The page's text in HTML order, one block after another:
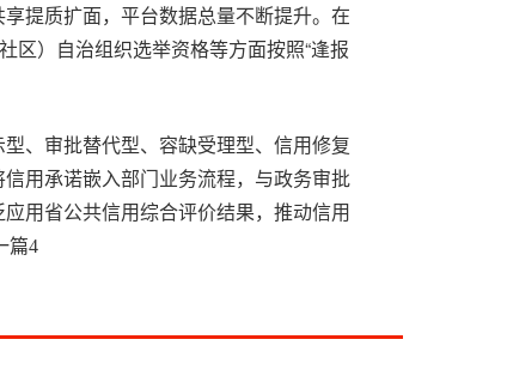
提质扩面，平台数据总量不断提升。在
区）自治组织选举资格等方面按照“逢报
、审批替代型、容缺受理型、信用修复
用承诺嵌入部门业务流程，与政务审批
用省公共信用综合评价结果，推动信用
交通运输、卫生健康、食品药品、工程建
服务理念。完善联合奖惩系统，嵌入公
管理等业务系统，覆盖奖惩“发起、响
篇4